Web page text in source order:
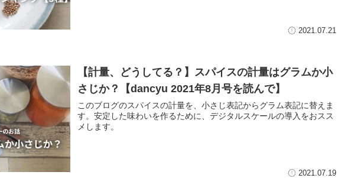
2021.07.21
【計量、どうしてる？】スパイスの計量はグラムか小
さじか？【dancyu 2021年8月号を読んで】
このブログのスパイスの計量を、小さじ表記からグラム表記に替えま
す。安定した味わいを作るために、デジタルスケールの導入をおスス
メします。
2021.07.19